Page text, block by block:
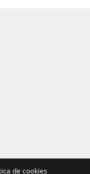
de cookies